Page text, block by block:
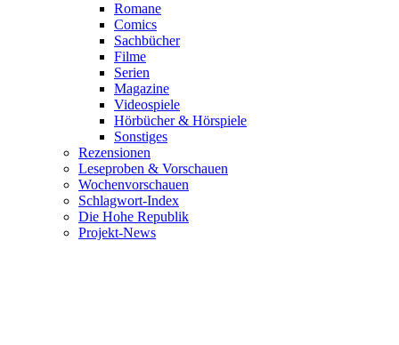
Romane
Comics
Sachbücher
Filme
Serien
Magazine
Videospiele
Hörbücher & Hörspiele
Sonstiges
Rezensionen
Leseproben & Vorschauen
Wochenvorschauen
Schlagwort-Index
Die Hohe Republik
Projekt-News